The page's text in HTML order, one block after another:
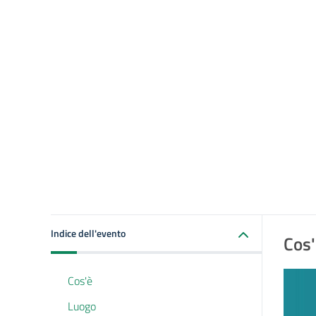
Indice dell'evento
Cos'è
Luogo